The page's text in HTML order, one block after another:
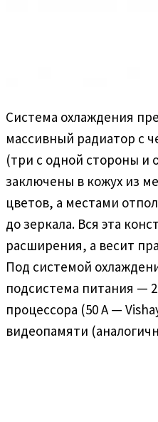
Система охлаждения
массивный радиатор с
(три с одной стороны и
заключены в кожух из
цветов, а местами
до зеркала. Вся эта
расширения, а весит
Под системой
подсистема питания —
процессора (50 А —
видеопамяти